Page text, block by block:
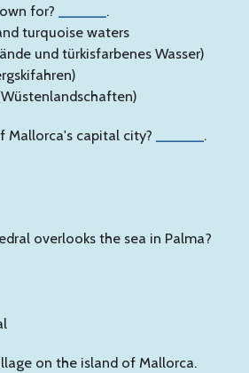
for?
.
turquoise waters
und türkisfarbenes Wasser)
Mallorca's capital city?
.
overlooks the sea in Palma?
on the island of Mallorca.